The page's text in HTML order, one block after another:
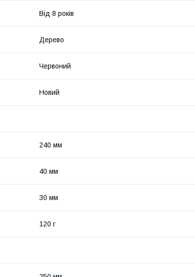
Від 8 років
Дерево
Червоний
Новий
240 мм
40 мм
30 мм
120 г